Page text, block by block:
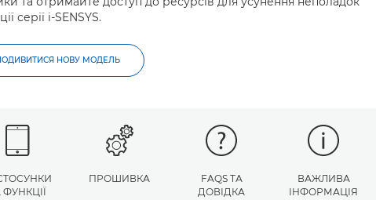
серії i-SENSYS.
НОВУ МОДЕЛЬ
ФУНКЦІЇ
ПРОШИВКА
FAQS ТА
ДОВІДКА
ВАЖЛИВА
ІНФОРМАЦІЯ